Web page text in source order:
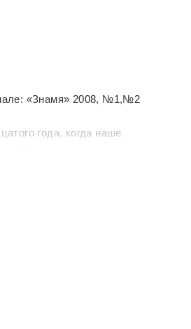
«Знамя» 2008, №1,№2
года, когда наше
верховного командующего, не